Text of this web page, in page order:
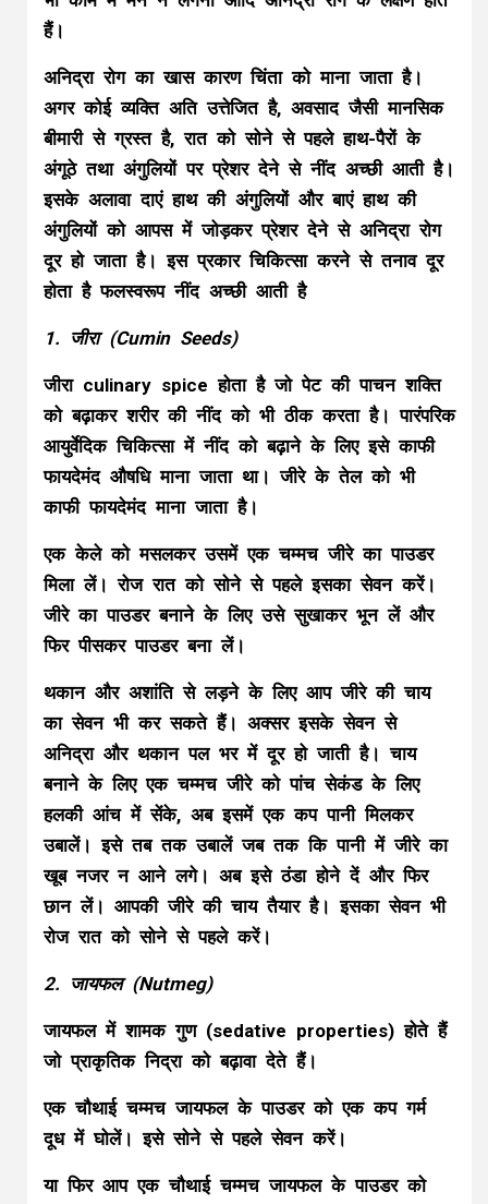
हैं।
अनिद्रा रोग का खास कारण चिंता को माना जाता है।
अगर कोई व्यक्ति अति उत्तेजित है, अवसाद जैसी मानसिक
बीमारी से ग्रस्त है, रात को सोने से पहले हाथ-पैरों के
अंगूठे तथा अंगुलियों पर प्रेशर देने से नींद अच्छी आती है।
इसके अलावा दाएं हाथ की अंगुलियों और बाएं हाथ की
अंगुलियों को आपस में जोड़कर प्रेशर देने से अनिद्रा रोग
दूर हो जाता है। इस प्रकार चिकित्सा करने से तनाव दूर
होता है फलस्वरूप नींद अच्छी आती है
1. जीरा (Cumin Seeds)
जीरा culinary spice होता है जो पेट की पाचन शक्ति
को बढ़ाकर शरीर की नींद को भी ठीक करता है। पारंपरिक
आयुर्वेदिक चिकित्सा में नींद को बढ़ाने के लिए इसे काफी
फायदेमंद औषधि माना जाता था। जीरे के तेल को भी
काफी फायदेमंद माना जाता है।
एक केले को मसलकर उसमें एक चम्मच जीरे का पाउडर
मिला लें। रोज रात को सोने से पहले इसका सेवन करें।
जीरे का पाउडर बनाने के लिए उसे सुखाकर भून लें और
फिर पीसकर पाउडर बना लें।
थकान और अशांति से लड़ने के लिए आप जीरे की चाय
का सेवन भी कर सकते हैं। अक्सर इसके सेवन से
अनिद्रा और थकान पल भर में दूर हो जाती है। चाय
बनाने के लिए एक चम्मच जीरे को पांच सेकंड के लिए
हलकी आंच में सेंके, अब इसमें एक कप पानी मिलकर
उबालें। इसे तब तक उबालें जब तक कि पानी में जीरे का
खूब नजर न आने लगे। अब इसे ठंडा होने दें और फिर
छान लें। आपकी जीरे की चाय तैयार है। इसका सेवन भी
रोज रात को सोने से पहले करें।
2. जायफल (Nutmeg)
जायफल में शामक गुण (sedative properties) होते हैं
जो प्राकृतिक निद्रा को बढ़ावा देते हैं।
एक चौथाई चम्मच जायफल के पाउडर को एक कप गर्म
दूध में घोलें। इसे सोने से पहले सेवन करें।
या फिर आप एक चौथाई चम्मच जायफल के पाउडर को